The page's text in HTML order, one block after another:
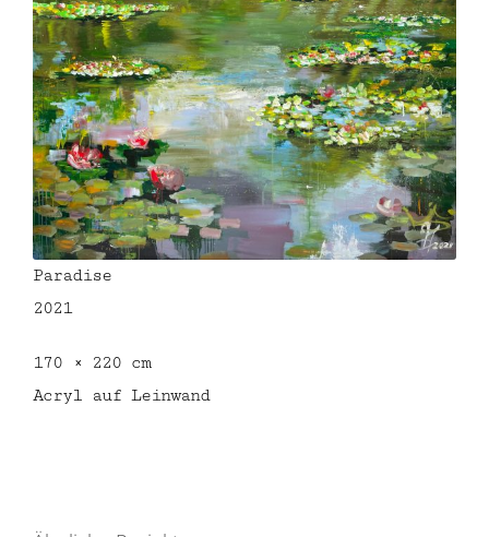
Paradise
2021
170 × 220 cm
Acryl auf Leinwand